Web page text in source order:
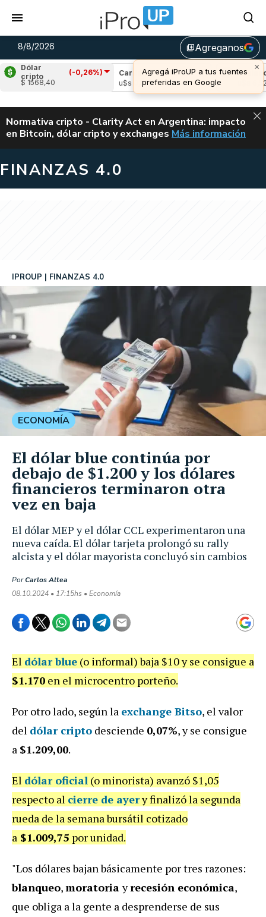
8/8/2026 library_addAgreganos
×
Agregá iProUP a tus fuentes
preferidas en Google
Dólar
cripto
(-0,26%)
$ 1568,40
(0,69%)
Cardano
(-1,43%)
u$s 0,20
Avalanche
ALERTA
Normativa cripto - Clarity Act en Argentina: impacto
en Bitcoin, dólar cripto y exchanges CLARITY ACT EN
Más información
FINANZAS 4.0
El dólar MEP y el dólar CCL experimentaron una
nueva caída. El dólar tarjeta prolongó su rally
alcista y el dólar mayorista concluyó sin cambios
IPROUP FINANZAS 4.0
PorCarlos Altea
08.10.2024 • 17:15hs • Economía
ECONOMÍA
El dólar blue continúa por
debajo de $1.200 y los dólares
financieros terminaron otra
vez en baja
El dólar blue (o informal) baja $10 y se consigue a
$1.170 en el microcentro porteño.
Por otro lado, según la exchange Bitso, el valor
del dólar cripto desciende 0,07%, y se consigue
a $1.209,00.
El dólar oficial (o minorista) avanzó $1,05
respecto al cierre de ayery finalizó la segunda
rueda de la semana bursátil cotizado
a $1.009,75 por unidad.
"Los dólares bajan básicamente por tres razones:
blanqueo,moratoriayrecesión económica,
que obliga a la gente a desprenderse de sus